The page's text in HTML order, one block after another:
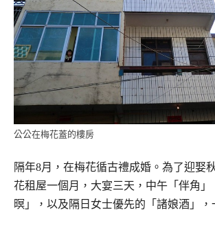
公公在梅花蓋的樓房
隔年8月，在梅花循古禮成婚。為了迎娶
花租屋一個月，大宴三天，中午「伴角」
暝」，以及隔日女士優先的「諸娘酒」，